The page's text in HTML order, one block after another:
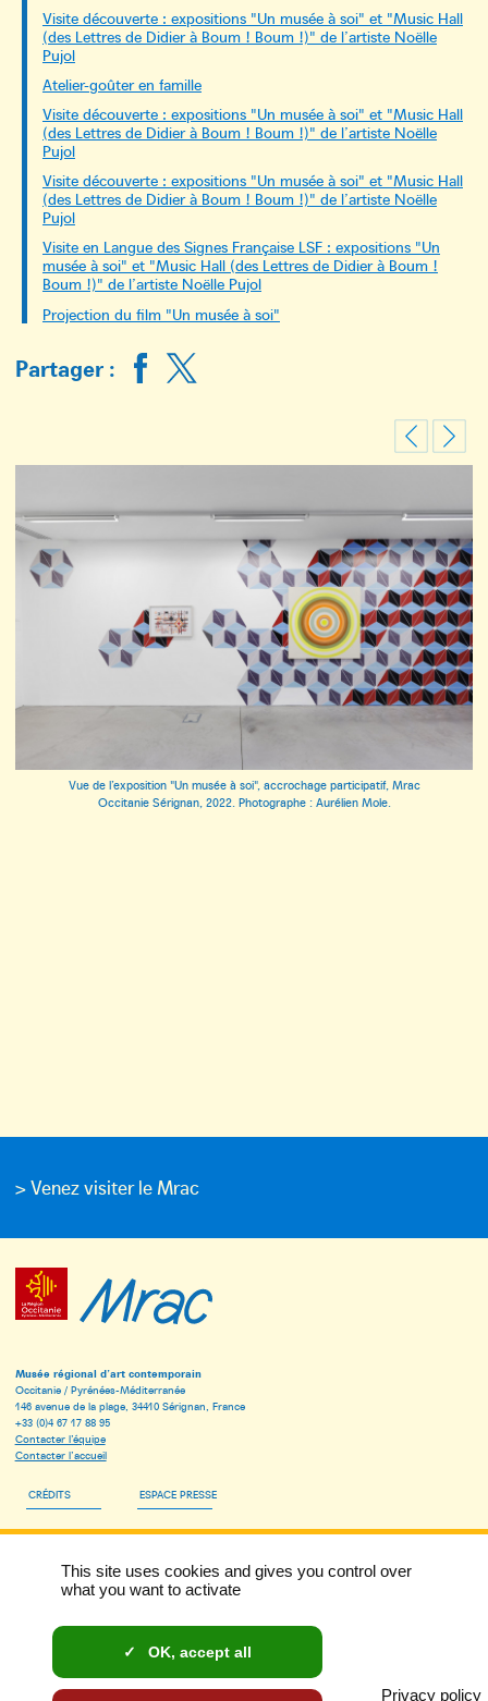
Visite découverte : expositions "Un musée à soi" et "Music Hall
(des Lettres de Didier à Boum ! Boum !)" de l’artiste Noëlle
Pujol
Atelier-goûter en famille
Visite découverte : expositions "Un musée à soi" et "Music Hall
(des Lettres de Didier à Boum ! Boum !)" de l’artiste Noëlle
Pujol
Visite découverte : expositions "Un musée à soi" et "Music Hall
(des Lettres de Didier à Boum ! Boum !)" de l’artiste Noëlle
Pujol
Visite en Langue des Signes Française LSF : expositions "Un
musée à soi" et "Music Hall (des Lettres de Didier à Boum !
Boum !)" de l’artiste Noëlle Pujol
Projection du film "Un musée à soi"
Partager :
Previous
Vue de l’exposition "Un musée à soi", accrochage participatif, Mrac
Occitanie Sérignan, 2022. Photographe : Aurélien Mole.
Next
> Venez visiter le Mrac
Musée régional d’art contemporain
Occitanie / Pyrénées-Méditerranée
146 avenue de la plage, 34410 Sérignan, France
+33 (0)4 67 17 88 95
Contacter l’équipe
Contacter l’accueil
CRÉDITS ESPACE PRESSE
ESPACE PÉDAGOGIQUE
INSCRIVEZ-VOUS À LA NEWSLETTER DU MRAC
DONNÉES PERSONNELLES ET COOKIES
This site uses cookies and gives you control over
what you want to activate
OK, accept all
Privacy policy